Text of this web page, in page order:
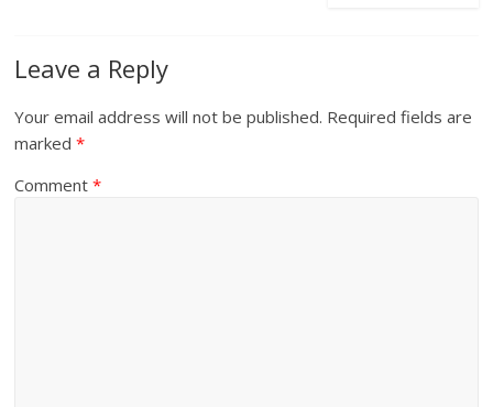
Leave a Reply
Your email address will not be published. Required fields are
marked*
Comment*